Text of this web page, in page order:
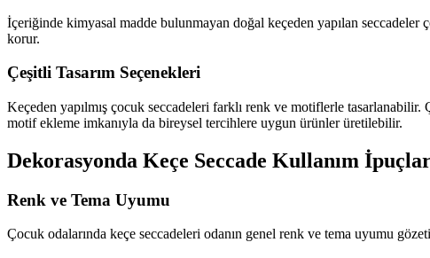
İçeriğinde kimyasal madde bulunmayan doğal keçeden yapılan seccadeler
korur.
Çeşitli Tasarım Seçenekleri
Keçeden yapılmış çocuk seccadeleri farklı renk ve motiflerle
motif ekleme imkanıyla da bireysel tercihlere uygun ürünler üretilebilir.
Dekorasyonda Keçe Seccade Kullanım
Renk ve Tema Uyumu
Çocuk odalarında keçe seccadeleri odanın genel renk ve tema uyumu